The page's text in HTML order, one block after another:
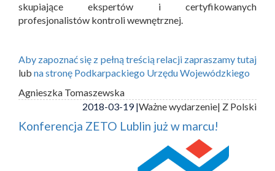
skupiające ekspertów i certyfikowanych
profesjonalistów kontroli wewnętrznej.
Aby zapoznać się z pełną treścią relacji zapraszamy tutaj
lub na stronę Podkarpackiego Urzędu Wojewódzkiego
Agnieszka Tomaszewska
2018-03-19 |Ważne wydarzenie| Z Polski
Konferencja ZETO Lublin już w marcu!